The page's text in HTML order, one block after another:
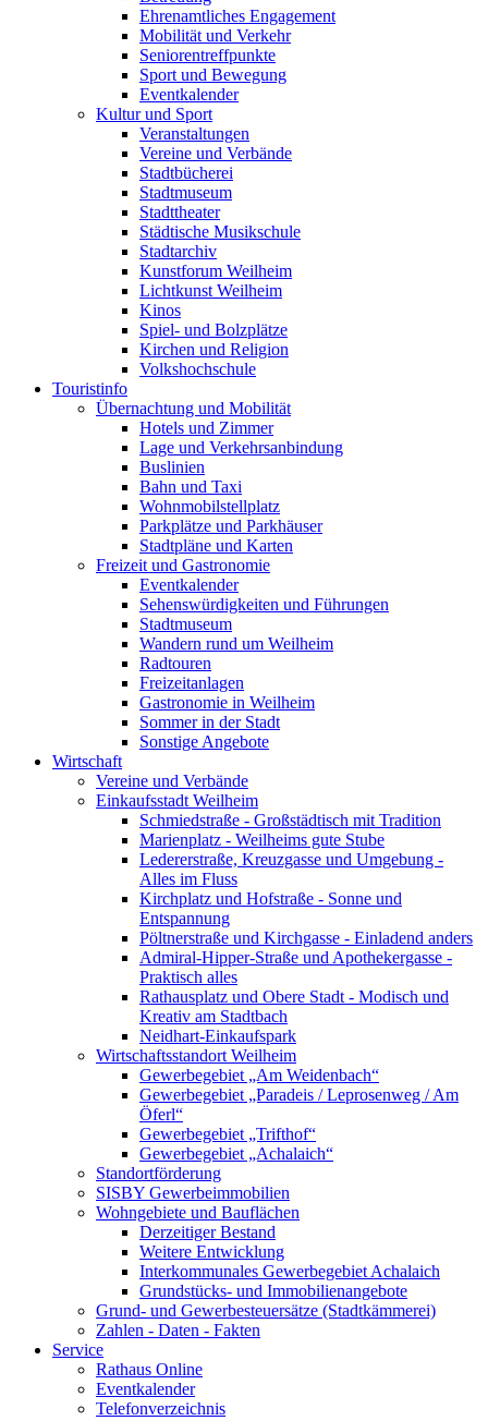
Ehrenamtliches Engagement
Mobilität und Verkehr
Seniorentreffpunkte
Sport und Bewegung
Eventkalender
Kultur und Sport
Veranstaltungen
Vereine und Verbände
Stadtbücherei
Stadtmuseum
Stadttheater
Städtische Musikschule
Stadtarchiv
Kunstforum Weilheim
Lichtkunst Weilheim
Kinos
Spiel- und Bolzplätze
Kirchen und Religion
Volkshochschule
Touristinfo
Übernachtung und Mobilität
Hotels und Zimmer
Lage und Verkehrsanbindung
Buslinien
Bahn und Taxi
Wohnmobilstellplatz
Parkplätze und Parkhäuser
Stadtpläne und Karten
Freizeit und Gastronomie
Eventkalender
Sehenswürdigkeiten und Führungen
Stadtmuseum
Wandern rund um Weilheim
Radtouren
Freizeitanlagen
Gastronomie in Weilheim
Sommer in der Stadt
Sonstige Angebote
Wirtschaft
Vereine und Verbände
Einkaufsstadt Weilheim
Schmiedstraße - Großstädtisch mit Tradition
Marienplatz - Weilheims gute Stube
Ledererstraße, Kreuzgasse und Umgebung -
Alles im Fluss
Kirchplatz und Hofstraße - Sonne und
Entspannung
Pöltnerstraße und Kirchgasse - Einladend anders
Admiral-Hipper-Straße und Apothekergasse -
Praktisch alles
Rathausplatz und Obere Stadt - Modisch und
Kreativ am Stadtbach
Neidhart-Einkaufspark
Wirtschaftsstandort Weilheim
Gewerbegebiet „Am Weidenbach“
Gewerbegebiet „Paradeis / Leprosenweg / Am
Öferl“
Gewerbegebiet „Trifthof“
Gewerbegebiet „Achalaich“
Standortförderung
SISBY Gewerbeimmobilien
Wohngebiete und Bauflächen
Derzeitiger Bestand
Weitere Entwicklung
Interkommunales Gewerbegebiet Achalaich
Grundstücks- und Immobilienangebote
Grund- und Gewerbesteuersätze (Stadtkämmerei)
Zahlen - Daten - Fakten
Service
Rathaus Online
Eventkalender
Telefonverzeichnis